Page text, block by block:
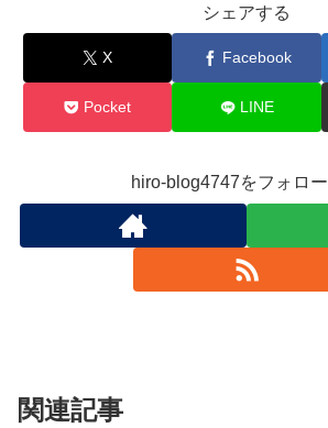
シェアする
X Facebook
Pocket LINE
hiro-blog4747をフォロ
関連記事